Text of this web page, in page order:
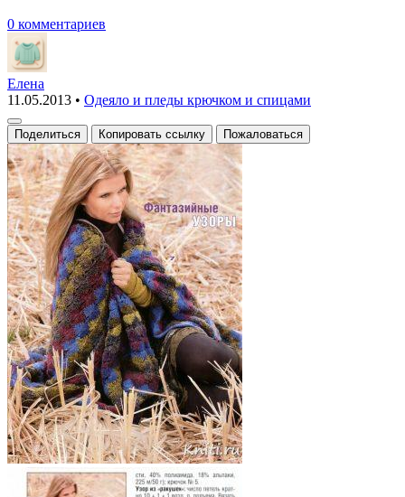
0 комментариев
Елена
11.05.2013 • Одеяло и пледы крючком и спицами
Поделиться Копировать ссылку Пожаловаться